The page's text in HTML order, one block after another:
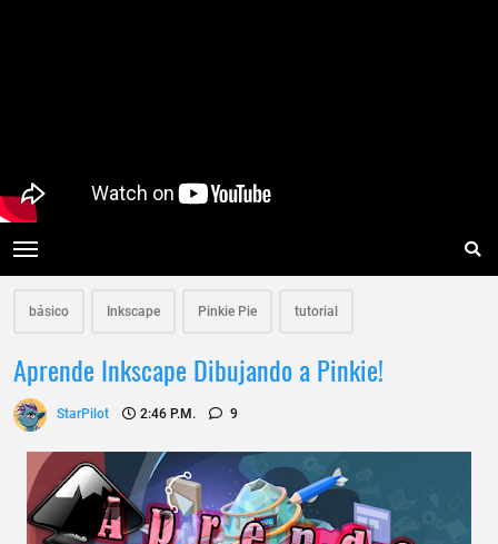
básico Inkscape Pinkie Pie tutorial
Aprende Inkscape Dibujando a Pinkie!
StarPilot 2:46 P.m. 9